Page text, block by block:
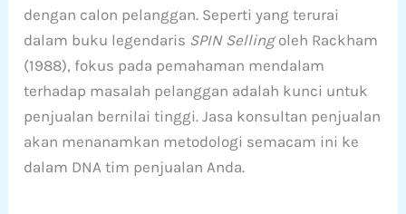
dengan calon pelanggan. Seperti yang terurai
dalam buku legendaris SPIN Sellingoleh Rackham
(1988), fokus pada pemahaman mendalam
terhadap masalah pelanggan adalah kunci untuk
penjualan bernilai tinggi. Jasa konsultan penjualan
akan menanamkan metodologi semacam ini ke
dalam DNA tim penjualan Anda.